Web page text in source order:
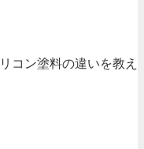
コン塗料の違いを教え